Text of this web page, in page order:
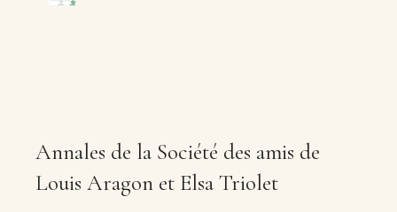
Annales de la Société des amis de
Louis Aragon et Elsa Triolet